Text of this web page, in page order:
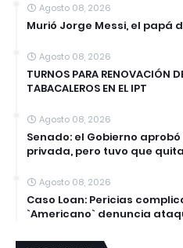
Agosto 08, 2026
Murió Jorge Messi, el papá
Agosto 08, 2026
TURNOS PARA RENOVACIÓN
TABACALEROS EN EL IPT
Agosto 08, 2026
Senado: el Gobierno
privada, pero tuvo que
Agosto 08, 2026
Caso Loan: Pericias
`Americano` denuncia